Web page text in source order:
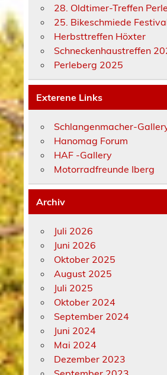
28. Oldtimer-Treffen
25. Bikeschmiede
Herbsttreffen Höxter
Schneckenhaustreffen
Perleberg 2025
Exterene Links
Schlangenmacher-
Hanomag Forum
HAF -Gallery
Motorradfreunde Iberg
Archiv
Juli 2026
Juni 2026
Oktober 2025
August 2025
Juli 2025
Oktober 2024
September 2024
Juni 2024
Mai 2024
Dezember 2023